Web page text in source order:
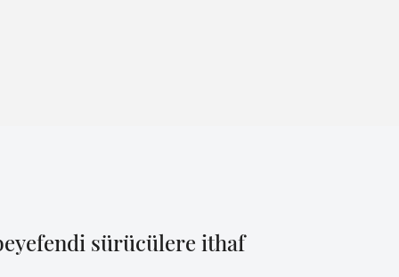
sürücülere ithaf